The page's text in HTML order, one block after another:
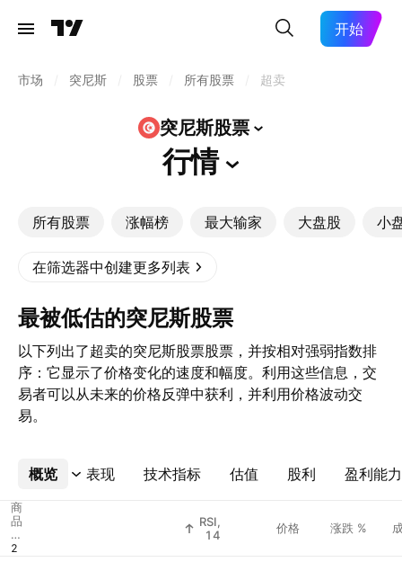
开始
市场 突尼斯 股票 所有股票 超卖
突尼斯股票
行情
所有股票 涨幅榜 最大输家 大盘股 小
在筛选器中创建更多列表
最被低估的突尼斯股票
以下列出了超卖的突尼斯股票股票，并按相对强弱指数排
序：它显示了价格变化的速度和幅度。利用这些信息，交
易者可以从未来的价格反弹中获利，并利用价格波动交
易。
概览 表现 技术指标 估值 股利 盈利能力
更多
商
品
代
码
RSI,
14
价格 涨跌 %